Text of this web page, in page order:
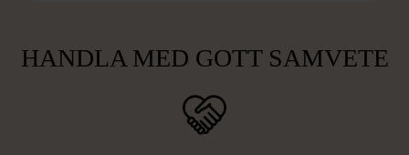
HANDLA MED GOTT SAMVETE